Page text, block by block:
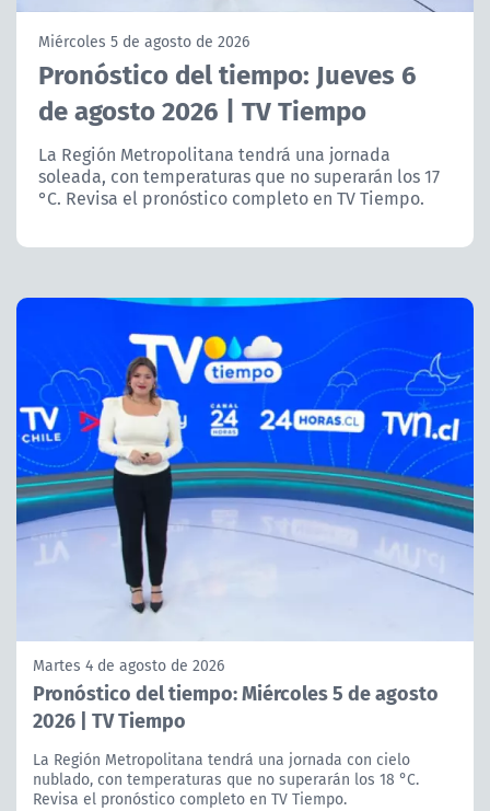
ACTUALIDAD Y TENDENCIAS
CORPORATIVO Y TRANSPARENCIA
CANAL DE DENUNCIAS
ÁREA DE PROYECTOS
Miércoles 5 de agosto de 2026
Pronóstico del tiempo: Jueves 6
de agosto 2026 | TV Tiempo
La Región Metropolitana tendrá una jornada
soleada, con temperaturas que no superarán los 17
°C. Revisa el pronóstico completo en TV Tiempo.
Martes 4 de agosto de 2026
Pronóstico del tiempo: Miércoles 5 de agosto
2026 | TV Tiempo
La Región Metropolitana tendrá una jornada con cielo
nublado, con temperaturas que no superarán los 18 °C.
Revisa el pronóstico completo en TV Tiempo.